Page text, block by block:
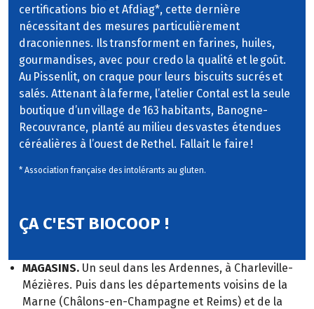
certifications bio et Afdiag*, cette dernière
nécessitant des mesures particulièrement
draconiennes. Ils transforment en farines, huiles,
gourmandises, avec pour credo la qualité et le goût.
Au Pissenlit, on craque pour leurs biscuits sucrés et
salés. Attenant à la ferme, l’atelier Contal est la seule
boutique d’un village de 163 habitants, Banogne-
Recouvrance, planté au milieu des vastes étendues
céréalières à l’ouest de Rethel. Fallait le faire !
* Association française des intolérants au gluten.
ÇA C'EST BIOCOOP !
MAGASINS. Un seul dans les Ardennes, à Charleville-
Mézières. Puis dans les départements voisins de la
Marne (Châlons-en-Champagne et Reims) et de la